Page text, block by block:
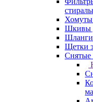
Хомуты
Шкивы
Шланги
Щетки
Снятые